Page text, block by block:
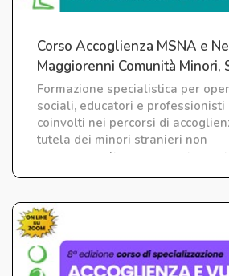
Corso Accoglienza MSNA e
Maggiorenni Comunità Minori,
CAS
Formazione specialistica per
sociali, educatori e professionisti
coinvolti nei percorsi di
tutela dei minori stranieri non
accompagnati e neo